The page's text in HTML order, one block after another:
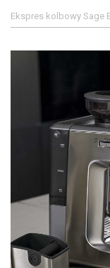
Ekspres kolbowy Sage